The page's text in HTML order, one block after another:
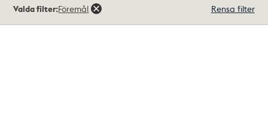
träffar
Valda filter:Föremål Rensa filter